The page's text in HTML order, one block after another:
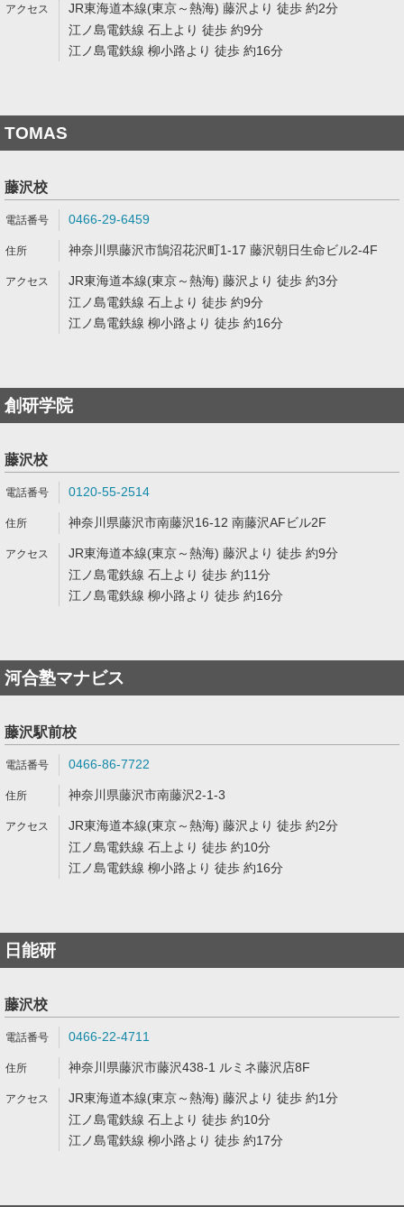
JR東海道本線(東京～熱海) 藤沢より 徒歩 約2分
江ノ島電鉄線 石上より 徒歩 約9分
江ノ島電鉄線 柳小路より 徒歩 約16分
TOMAS
藤沢校
0466-29-6459
神奈川県藤沢市鵠沼花沢町1-17 藤沢朝日生命ビル2-4F
JR東海道本線(東京～熱海) 藤沢より 徒歩 約3分
江ノ島電鉄線 石上より 徒歩 約9分
江ノ島電鉄線 柳小路より 徒歩 約16分
創研学院
藤沢校
0120-55-2514
神奈川県藤沢市南藤沢16-12 南藤沢AFビル2F
JR東海道本線(東京～熱海) 藤沢より 徒歩 約9分
江ノ島電鉄線 石上より 徒歩 約11分
江ノ島電鉄線 柳小路より 徒歩 約16分
河合塾マナビス
藤沢駅前校
0466-86-7722
神奈川県藤沢市南藤沢2-1-3
JR東海道本線(東京～熱海) 藤沢より 徒歩 約2分
江ノ島電鉄線 石上より 徒歩 約10分
江ノ島電鉄線 柳小路より 徒歩 約16分
日能研
藤沢校
0466-22-4711
神奈川県藤沢市藤沢438-1 ルミネ藤沢店8F
JR東海道本線(東京～熱海) 藤沢より 徒歩 約1分
江ノ島電鉄線 石上より 徒歩 約10分
江ノ島電鉄線 柳小路より 徒歩 約17分